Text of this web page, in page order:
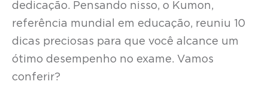
dedicação. Pensando nisso, o Kumon,
referência mundial em educação, reuniu 10
dicas preciosas para que você alcance um
ótimo desempenho no exame. Vamos
conferir?